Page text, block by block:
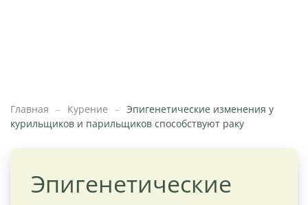
Главная Курение
Эпигенетические изменения у
курильщиков и парильщиков способствуют раку
Эпигенетические